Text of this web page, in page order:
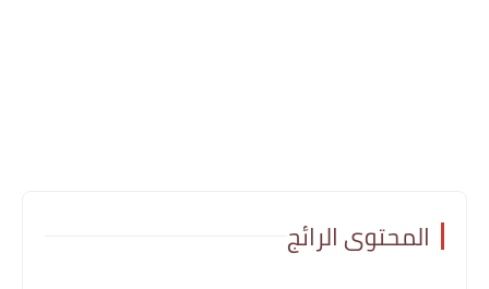
المحتوى الرائج